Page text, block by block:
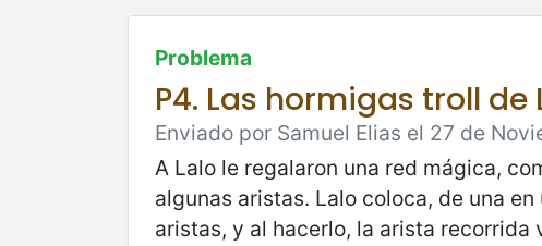
Problema
P4. Las hormigas troll de
Enviado por Samuel Elias el 27 de
A Lalo le regalaron una red mágica,
algunas aristas. Lalo coloca, de una
aristas, y al hacerlo, la arista recorrida